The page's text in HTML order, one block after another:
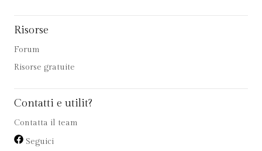
Risorse
Forum
Risorse gratuite
Contatti e utilit?
Contatta il team
Seguici